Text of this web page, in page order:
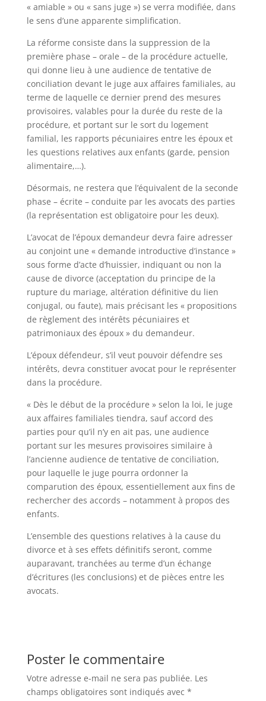
« amiable » ou « sans juge ») se verra modifiée, dans
le sens d’une apparente simplification.
La réforme consiste dans la suppression de la
première phase – orale – de la procédure actuelle,
qui donne lieu à une audience de tentative de
conciliation devant le juge aux affaires familiales, au
terme de laquelle ce dernier prend des mesures
provisoires, valables pour la durée du reste de la
procédure, et portant sur le sort du logement
familial, les rapports pécuniaires entre les époux et
les questions relatives aux enfants (garde, pension
alimentaire,…).
Désormais, ne restera que l’équivalent de la seconde
phase – écrite – conduite par les avocats des parties
(la représentation est obligatoire pour les deux).
L’avocat de l’époux demandeur devra faire adresser
au conjoint une « demande introductive d’instance »
sous forme d’acte d’huissier, indiquant ou non la
cause de divorce (acceptation du principe de la
rupture du mariage, altération définitive du lien
conjugal, ou faute), mais précisant les « propositions
de règlement des intérêts pécuniaires et
patrimoniaux des époux » du demandeur.
L’époux défendeur, s’il veut pouvoir défendre ses
intérêts, devra constituer avocat pour le représenter
dans la procédure.
« Dès le début de la procédure » selon la loi, le juge
aux affaires familiales tiendra, sauf accord des
parties pour qu’il n’y en ait pas, une audience
portant sur les mesures provisoires similaire à
l’ancienne audience de tentative de conciliation,
pour laquelle le juge pourra ordonner la
comparution des époux, essentiellement aux fins de
rechercher des accords – notamment à propos des
enfants.
L’ensemble des questions relatives à la cause du
divorce et à ses effets définitifs seront, comme
auparavant, tranchées au terme d’un échange
d’écritures (les conclusions) et de pièces entre les
avocats.
Poster le commentaire
Votre adresse e-mail ne sera pas publiée. Les
champs obligatoires sont indiqués avec *